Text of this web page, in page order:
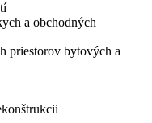
a obchodných
priestorov bytových a